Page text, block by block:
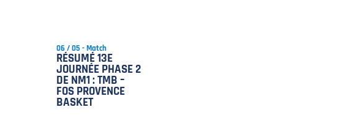
06 / 05 - Match
RÉSUMÉ 13E
JOURNÉE PHASE 2
DE NM1 : TMB –
FOS PROVENCE
BASKET